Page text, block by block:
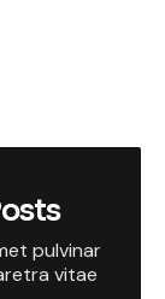
pulvinar
vitae